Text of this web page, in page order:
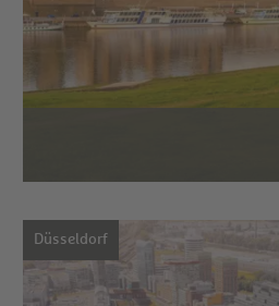
Düsseldorf